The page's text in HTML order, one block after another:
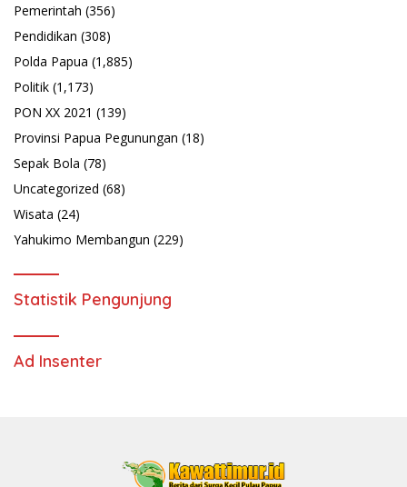
Pemerintah (356)
Pendidikan (308)
Polda Papua (1,885)
Politik (1,173)
PON XX 2021 (139)
Provinsi Papua Pegunungan (18)
Sepak Bola (78)
Uncategorized (68)
Wisata (24)
Yahukimo Membangun (229)
Statistik Pengunjung
Ad Insenter